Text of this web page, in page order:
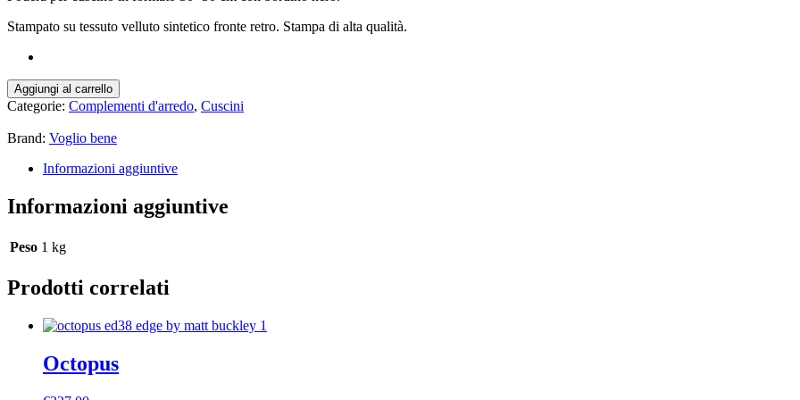
Stampato su tessuto velluto sintetico fronte retro. Stampa di alta qualità.
Cuscino
50
50
Akeem
Aggiungi al carrello
Categorie: Complementi d'arredo, Cuscini
Brand: Voglio bene
Informazioni aggiuntive
Informazioni aggiuntive
Peso 1 kg
Prodotti correlati
Octopus